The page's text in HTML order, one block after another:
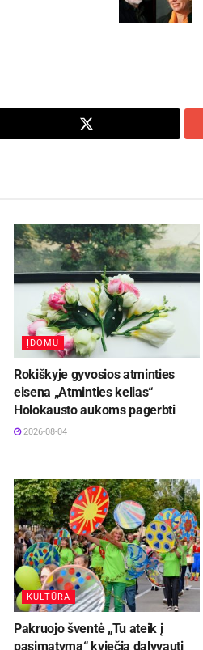
ĮDOMU
Rokiškyje gyvosios atminties
eisena „Atminties kelias“
Holokausto aukoms pagerbti
2026-08-04
KULTŪRA
Pakruojo šventė „Tu ateik į
pasimatymą“ kviečia dalyvauti